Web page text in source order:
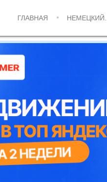
ГЛАВНАЯ НЕМЕЦКИЙ...